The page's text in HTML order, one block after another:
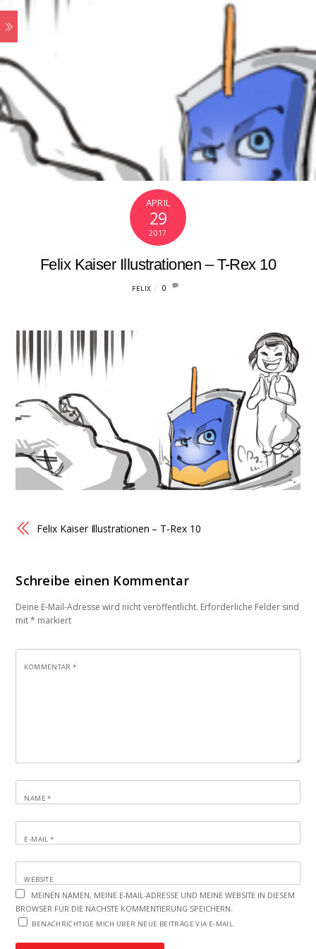
APRIL
29
2017
Felix Kaiser Illustrationen – T-Rex 10
FELIX 0
Felix Kaiser Illustrationen – T-Rex 10
Schreibe einen Kommentar
Deine E-Mail-Adresse wird nicht veröffentlicht. Erforderliche Felder sind
mit* markiert
KOMMENTAR*
NAME*
E-MAIL*
WEBSITE
MEINEN NAMEN, MEINE E-MAIL-ADRESSE UND MEINE WEBSITE IN DIESEM
BROWSER FÜR DIE NÄCHSTE KOMMENTIERUNG SPEICHERN.
BENACHRICHTIGE MICH ÜBER NEUE BEITRÄGE VIA E-MAIL.